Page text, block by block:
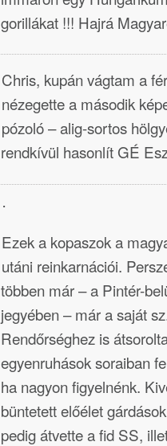
gorillákat !!! Hajrá
Chris, kupán vágtam a
nézegette a második
pózoló – alig-sortos
rendkívül hasonlít GÉ
˙
Ezek a kopaszok a
utáni reinkarnációi.
többen már – a Pintér-
jegyében – már a saját
Rendőrséghez is
egyenruhások soraiban
ha nagyon figyelnénk.
büntetett előélet
pedig átvette a fid SS,